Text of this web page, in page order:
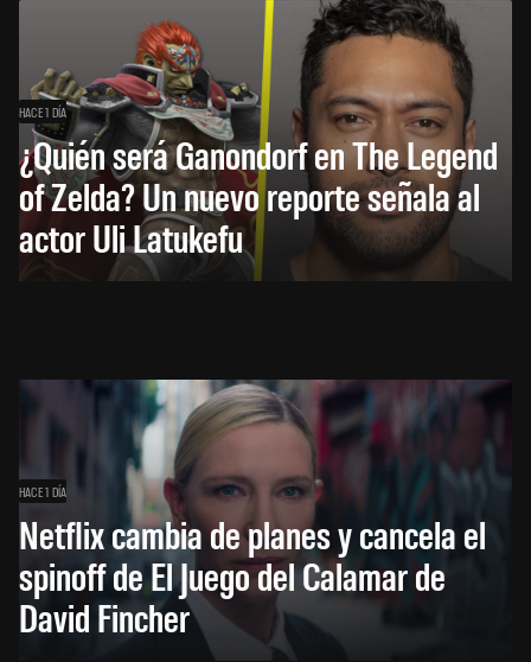
HACE 1 DÍA
¿Quién será Ganondorf en The Legend
of Zelda? Un nuevo reporte señala al
actor Uli Latukefu
HACE 1 DÍA
Netflix cambia de planes y cancela el
spinoff de El Juego del Calamar de
David Fincher